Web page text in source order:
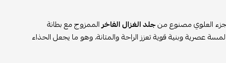
العلوي مصنوع منجلد الغزال الفاخرالممزوج مع بطانة
عصرية وبنية قوية تعزز الراحة والمتانة، وهو ما يجعل الحذاء